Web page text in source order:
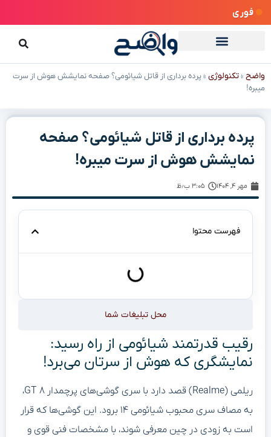
فوری
واضح »تکنولوژی »پرده برداری از قاتل شیائومی؟ صفحه نمایشش هوش از سرت
میبره!
پرده برداری از قاتل شیائومی؟ صفحه
نمایشش هوش از سرت میبره!
مهر ۴, ۱۴۰۴ ۳:۰۵ ب٫ظ
فهرست محتوا
محل تبلیغات شما
رقیب قدرتمند شیائومی از راه رسید:
نمایشگری که هوش از سرتان می‌برد!
ریلمی (Realme) قصد دارد با سری گوشی‌های پرچمدار GT ۸،
به مصاف سری محبوب شیائومی ۱۴ برود. این گوشی‌ها که قرار
است به زودی در چین معرفی شوند، با مشخصات فنی قوی و